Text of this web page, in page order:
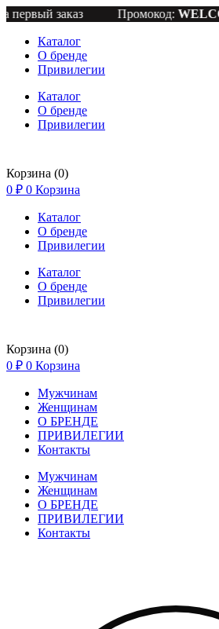
заказ Промокод:WELCOME—
Каталог
О бренде
Привилегии
Каталог
О бренде
Привилегии
Корзина (0)
0 ₽ 0 Корзина
Каталог
О бренде
Привилегии
Каталог
О бренде
Привилегии
Корзина (0)
0 ₽ 0 Корзина
Мужчинам
Женщинам
О БРЕНДЕ
ПРИВИЛЕГИИ
Контакты
Мужчинам
Женщинам
О БРЕНДЕ
ПРИВИЛЕГИИ
Контакты